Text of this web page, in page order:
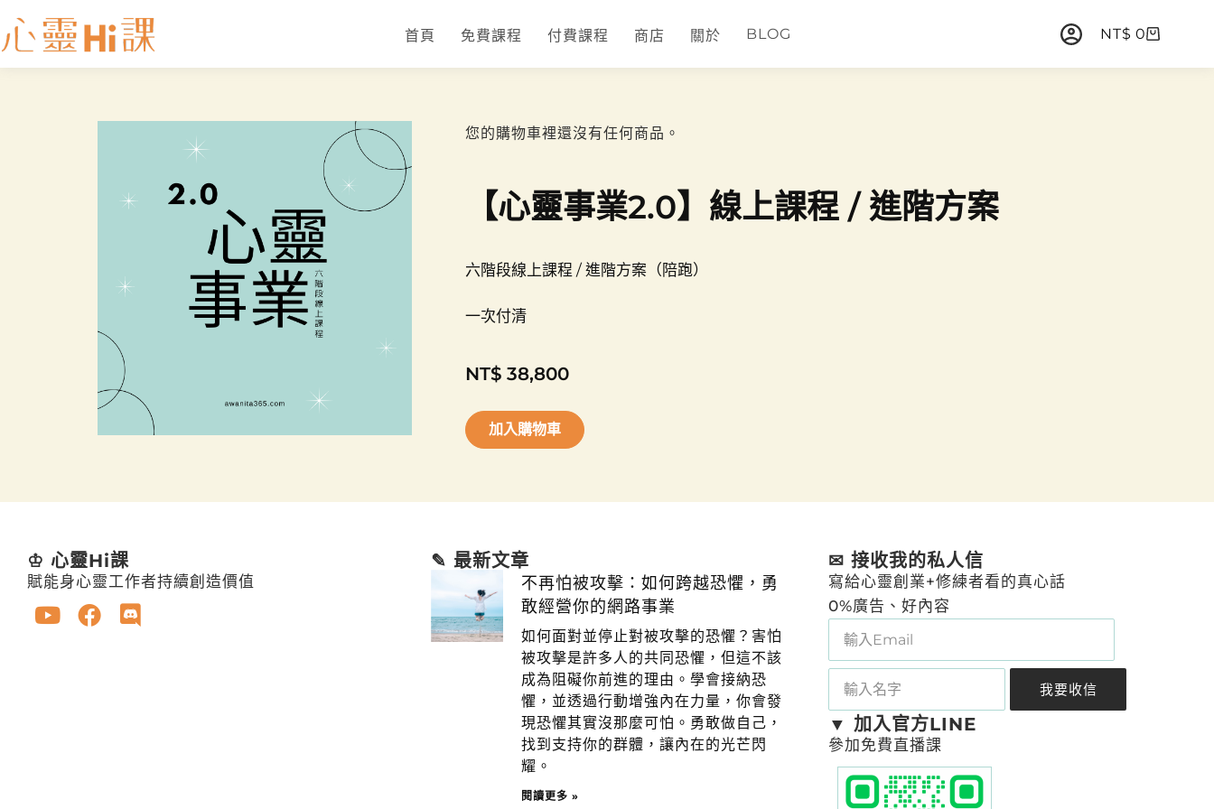
首頁 免費課程 付費課程 商店 關於 BLOG NT$ 0
您的購物車裡還沒有任何商品。
【心靈事業2.0】線上課程 / 進階方案
六階段線上課程 / 進階方案（陪跑）
一次付清
NT$ 38,800
加入購物車
a
i
v
e
:
♔ 心靈Hi課
賦能身心靈工作者持續創造價值
✎ 最新文章
不再怕被攻擊：如何跨越恐懼，勇
敢經營你的網路事業
如何面對並停止對被攻擊的恐懼？害怕
被攻擊是許多人的共同恐懼，但這不該
成為阻礙你前進的理由。學會接納恐
懼，並透過行動增強內在力量，你會發
現恐懼其實沒那麼可怕。勇敢做自己，
找到支持你的群體，讓內在的光芒閃
耀。
閱讀更多 »
✉ 接收我的私人信
寫給心靈創業+修練者看的真心話
0%廣告、好內容
我要收信
A
l
t
e
▼ 加入官方LINE
參加免費直播課